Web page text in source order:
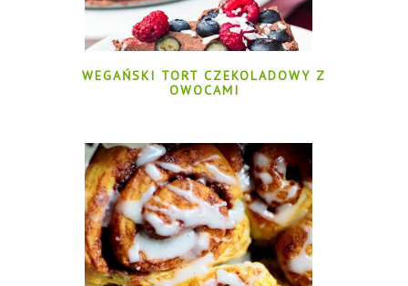
WEGAŃSKI TORT CZEKOLADOWY Z
OWOCAMI